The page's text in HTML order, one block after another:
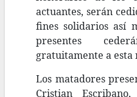
actuantes, serán
fines solidarios así
presentes
gratuitamente a esta
Los matadores
Cristian